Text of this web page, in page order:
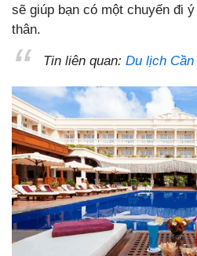
sẽ giúp bạn có một chuyến đi
thân.
Tin liên quan: Du lịch Cần